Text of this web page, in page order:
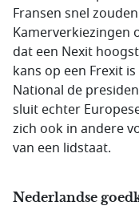
Fransen snel
Kamerverkiezingen
dat een Nexit
kans op een Frexit
National de
sluit echter
zich ook in andere
van een lidstaat.
Nederlandse